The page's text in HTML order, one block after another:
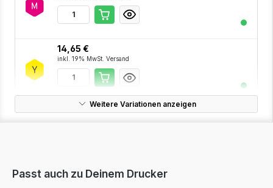
14,65 €
inkl. 19% MwSt. Versand
23,33 €
14,69 €
Weitere Variationen anzeigen
Passt auch zu Deinem Drucker